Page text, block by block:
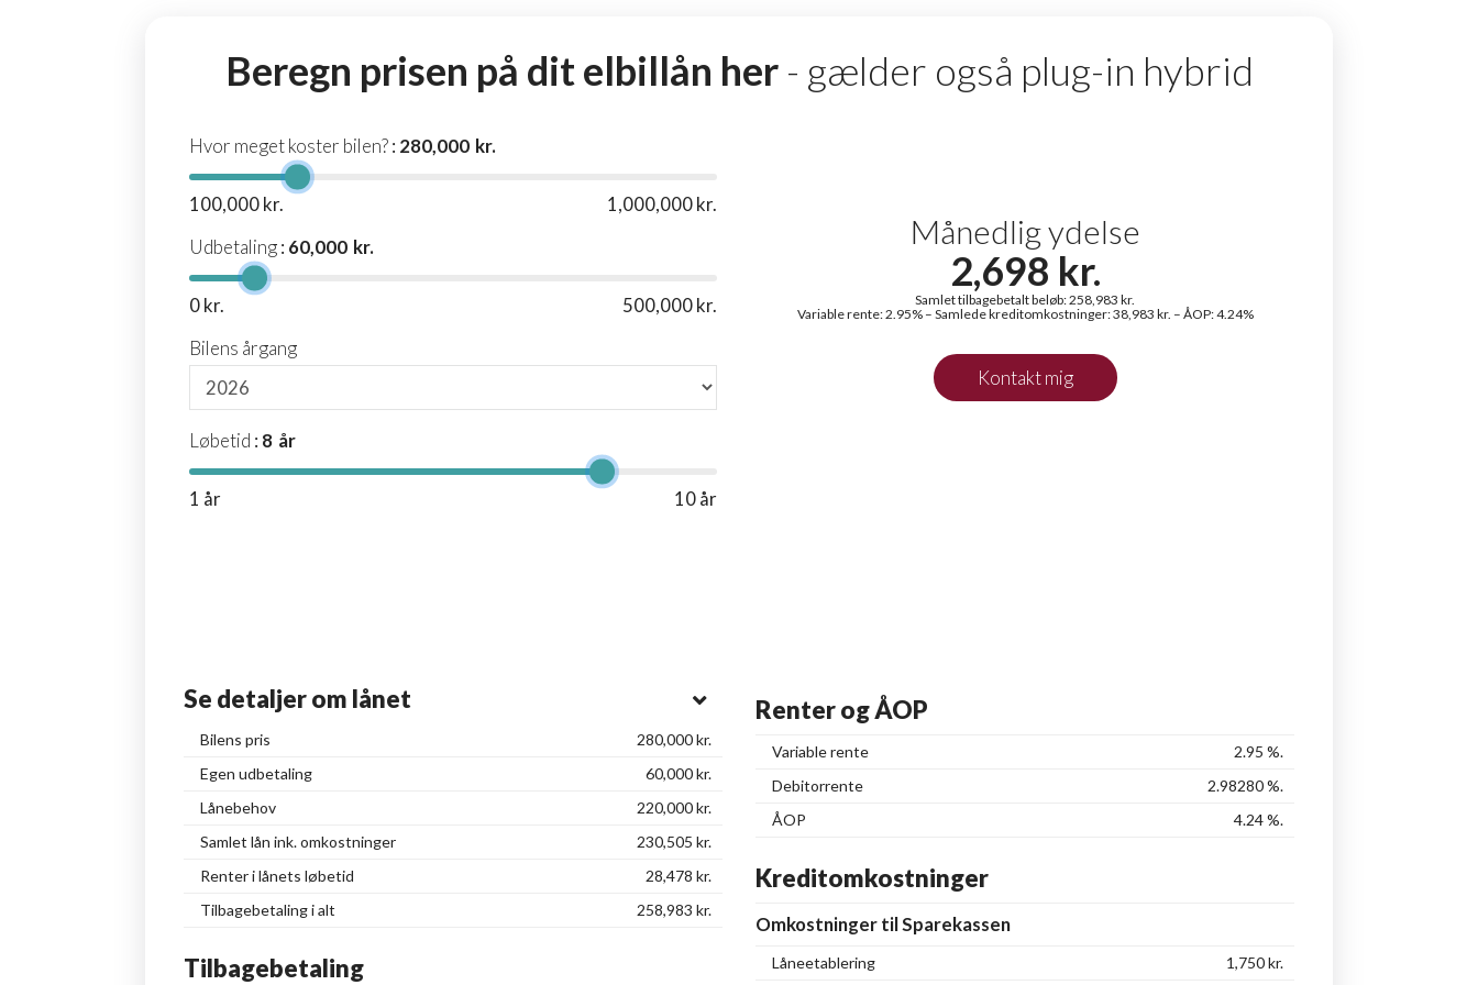
Beregn prisen på dit elbillån her - gælder også plug-in hybrid
Hvor meget koster bilen?: 280,000 kr.
100,000 kr.
1,000,000 kr.
Udbetaling: 60,000 kr.
0 kr.
500,000 kr.
Bilens årgang
Løbetid : 8 år
1 år 10 år
Månedlig ydelse
2,698 kr.
Samlet tilbagebetalt beløb:258,983 kr.
Variable rente:2.95% – Samlede kreditomkostninger:38,983 kr. – ÅOP:4.24%
Se detaljer om lånet
Bilens pris 280,000kr.
Egen udbetaling
60,000kr.
Lånebehov
220,000kr.
Samlet lån ink. omkostninger
230,505 kr.
Renter i lånets løbetid
28,478 kr.
Tilbagebetaling i alt
258,983 kr.
Tilbagebetaling
Renter og ÅOP
Variable rente 2.95 %.
Debitorrente
2.98280%.
ÅOP
4.24%.
Kreditomkostninger
Omkostninger til Sparekassen
Låneetablering 1,750kr.